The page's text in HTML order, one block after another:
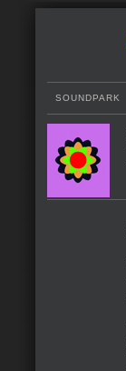
SOUNDPARK